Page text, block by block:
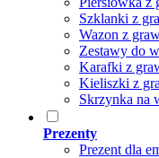
Szklanki z
Wazon z
Zestawy do
Karafki z
Kieliszki z
Skrzynka na
Prezenty
Prezent dla